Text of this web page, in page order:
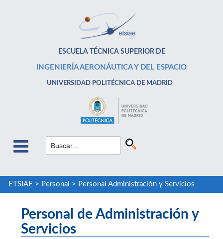
ESCUELA TÉCNICA SUPERIOR DE
INGENIERÍA AERONÁUTICA Y DEL ESPACIO
UNIVERSIDAD POLITÉCNICA DE MADRID
ETSIAE > Personal > Personal Administración y Servicios
Personal de Administración y
Servicios